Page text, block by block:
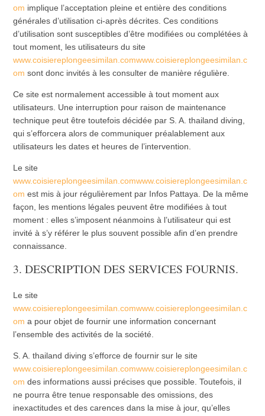
om implique l’acceptation pleine et entière des conditions
générales d’utilisation ci-après décrites. Ces conditions
d’utilisation sont susceptibles d’être modifiées ou complétées à
tout moment, les utilisateurs du site
www.coisiereplongeesimilan.comwww.coisiereplongeesimilan.c
om sont donc invités à les consulter de manière régulière.
Ce site est normalement accessible à tout moment aux
utilisateurs. Une interruption pour raison de maintenance
technique peut être toutefois décidée par S. A. thailand diving,
qui s’efforcera alors de communiquer préalablement aux
utilisateurs les dates et heures de l’intervention.
Le site
www.coisiereplongeesimilan.comwww.coisiereplongeesimilan.c
om est mis à jour régulièrement par Infos Pattaya. De la même
façon, les mentions légales peuvent être modifiées à tout
moment : elles s’imposent néanmoins à l’utilisateur qui est
invité à s’y référer le plus souvent possible afin d’en prendre
connaissance.
3. DESCRIPTION DES SERVICES FOURNIS.
Le site
www.coisiereplongeesimilan.comwww.coisiereplongeesimilan.c
om a pour objet de fournir une information concernant
l’ensemble des activités de la société.
S. A. thailand diving s’efforce de fournir sur le site
www.coisiereplongeesimilan.comwww.coisiereplongeesimilan.c
om des informations aussi précises que possible. Toutefois, il
ne pourra être tenue responsable des omissions, des
inexactitudes et des carences dans la mise à jour, qu’elles